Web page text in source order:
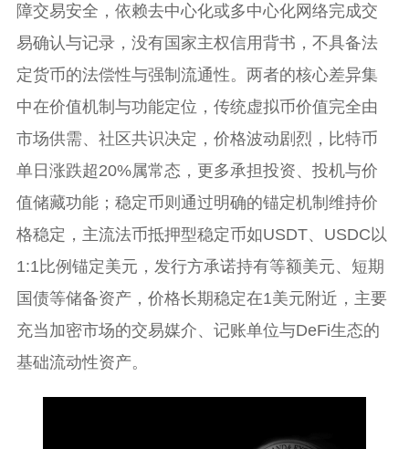
障交易安全，依赖去中心化或多中心化网络完成交
易确认与记录，没有国家主权信用背书，不具备法
定货币的法偿性与强制流通性。两者的核心差异集
中在价值机制与功能定位，传统虚拟币价值完全由
市场供需、社区共识决定，价格波动剧烈，比特币
单日涨跌超20%属常态，更多承担投资、投机与价
值储藏功能；稳定币则通过明确的锚定机制维持价
格稳定，主流法币抵押型稳定币如USDT、USDC以
1:1比例锚定美元，发行方承诺持有等额美元、短期
国债等储备资产，价格长期稳定在1美元附近，主要
充当加密市场的交易媒介、记账单位与DeFi生态的
基础流动性资产。